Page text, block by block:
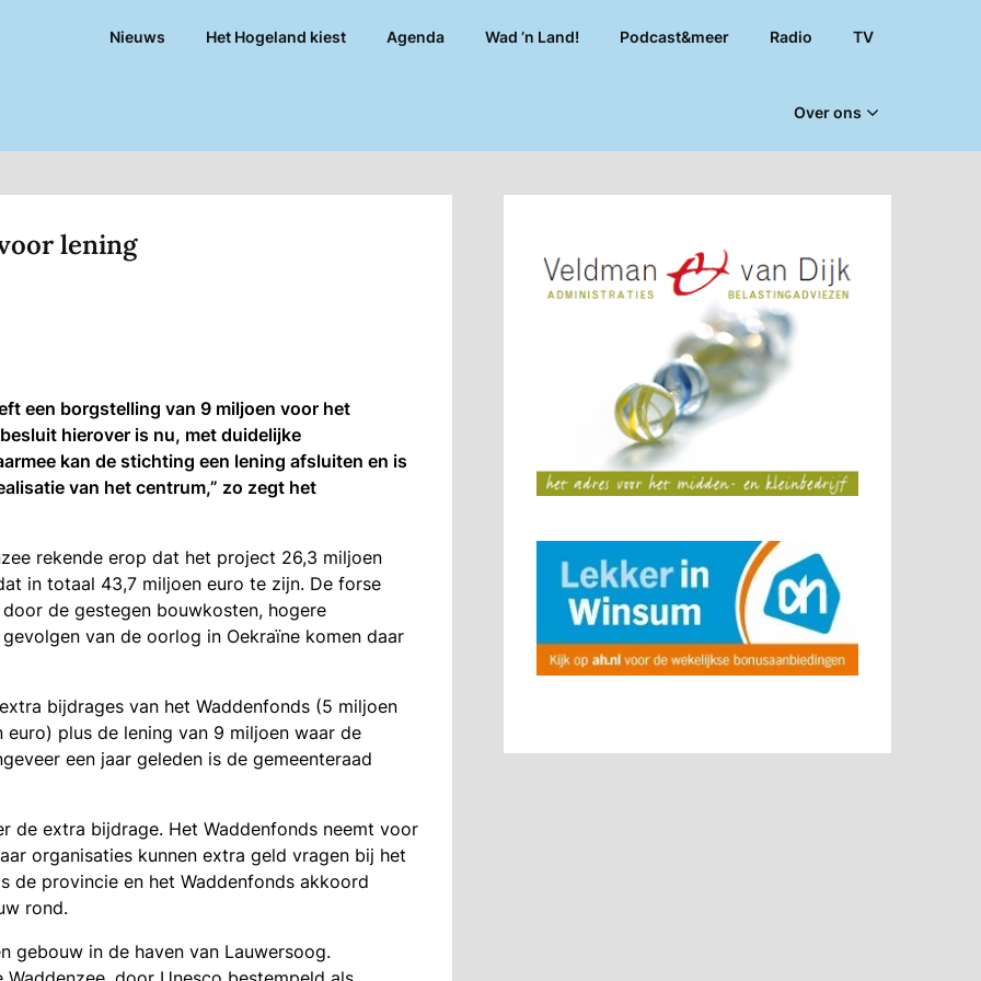
Nieuws Het Hogeland kiest Agenda Wad ’n Land! Podcast&meer Radio TV
Over ons
lening
een borgstelling van 9 miljoen voor het
hierover is nu, met duidelijke
kan de stichting een lening afsluiten en is
van het centrum,” zo zegt het
rekende erop dat het project 26,3 miljoen
in totaal 43,7 miljoen euro te zijn. De forse
de gestegen bouwkosten, hogere
van de oorlog in Oekraïne komen daar
bijdrages van het Waddenfonds (5 miljoen
plus de lening van 9 miljoen waar de
een jaar geleden is de gemeenteraad
de extra bijdrage. Het Waddenfonds neemt voor
organisaties kunnen extra geld vragen bij het
de provincie en het Waddenfonds akkoord
rond.
gebouw in de haven van Lauwersoog.